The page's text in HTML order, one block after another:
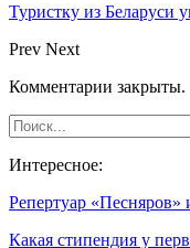
Туристку из Беларуси
Prev Next
Комментарии закрыты.
Интересное:
Репертуар
Какая стипендия у